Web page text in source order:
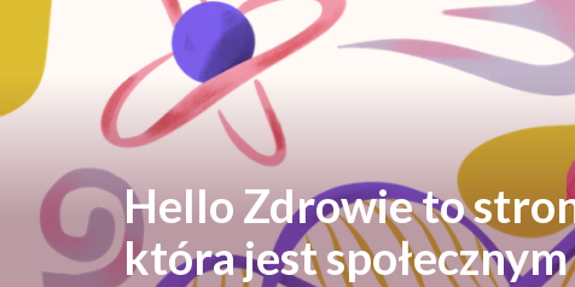
Hello Zdrowie to
która jest